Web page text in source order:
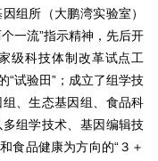
组所（大鹏湾实验室）
一流”指示精神，先后开
级科技体制改革试点工
“试验田”；成立了组学技
、生态基因组、食品科
组学技术、基因编辑技
食品健康为方向的“３＋